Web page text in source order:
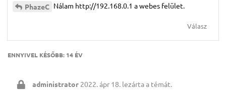
PhazeC Nálam http://192.168.0.1 a webes felület.
Válasz
ENNYIVEL KÉSŐBB: 14 ÉV
administrator 2022. ápr 18. lezárta a témát.